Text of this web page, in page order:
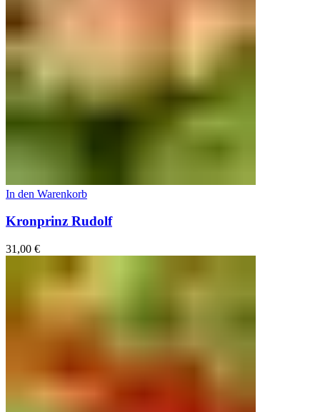
In den Warenkorb
Kronprinz Rudolf
31,00 €